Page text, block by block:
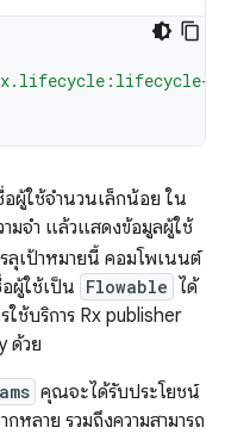
อผู้ใช้จำนวนเล็กน้อย ใน
จำ แล้วแสดงข้อมูลผู้ใช้
ลุเป้าหมายนี้ คอมโพเนนต์
ผู้ใช้เป็น Flowable ได้
ช้บริการ Rx publisher
ด้วย
คุณจะได้รับประโยชน์
หลาย รวมถึงความสามารถ